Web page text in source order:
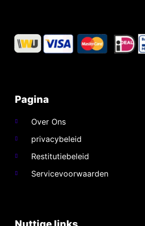
Pagina
Over Ons
privacybeleid
Restitutiebeleid
Servicevoorwaarden